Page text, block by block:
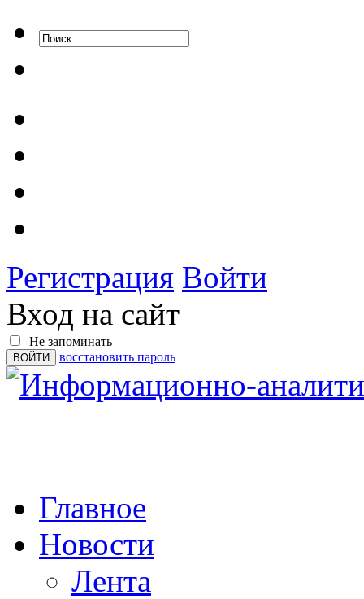
Регистрация Войти
Вход на сайт
Не запоминать
восстановить пароль
Главное
Новости
Лента